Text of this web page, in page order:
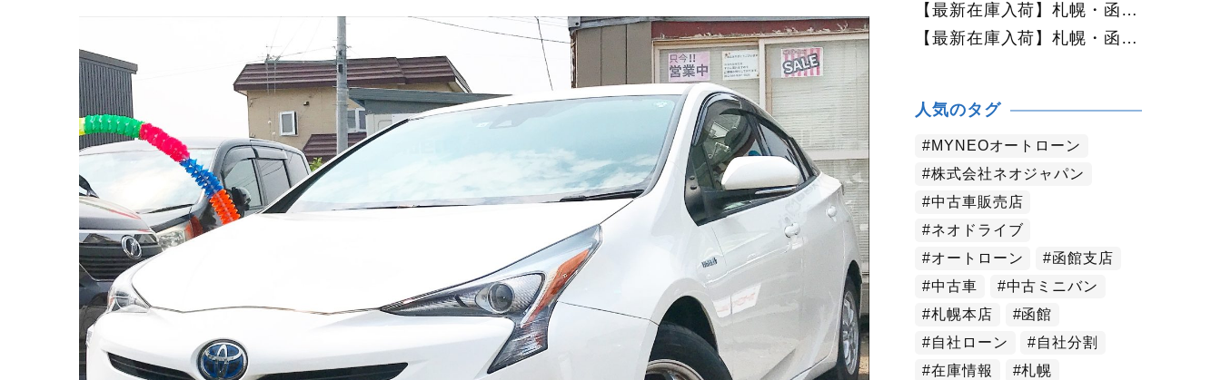
【最新在庫入荷】札幌・函館で人気の中古車が続々入庫中｜早い者勝ち！【トヨタ ヴォクシー2.0ZS煌Ⅱ 4WD】
【最新在庫入荷】札幌・函館で人気の中古車が続々入庫中｜早い者勝ち！【ダイハツ タント660カスタムX 4WD】
人気のタグ
MYNEOオートローン
株式会社ネオジャパン
中古車販売店
ネオドライブ
オートローン
函館支店
中古車
中古ミニバン
札幌本店
函館
自社ローン
自社分割
在庫情報
札幌